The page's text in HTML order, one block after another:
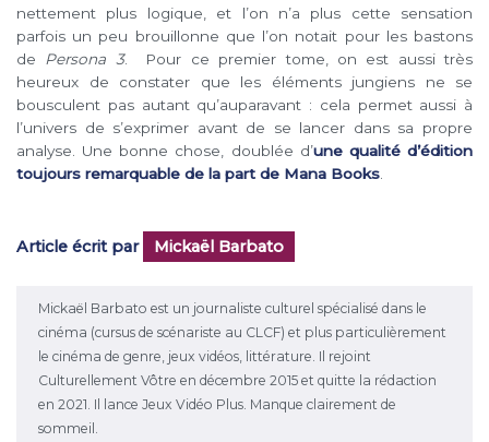
nettement plus logique, et l’on n’a plus cette sensation
parfois un peu brouillonne que l’on notait pour les bastons
de Persona 3. Pour ce premier tome, on est aussi très
heureux de constater que les éléments jungiens ne se
bousculent pas autant qu’auparavant : cela permet aussi à
l’univers de s’exprimer avant de se lancer dans sa propre
analyse. Une bonne chose, doublée d’une qualité d’édition
toujours remarquable de la part de Mana Books.
Article écrit par Mickaël Barbato
Mickaël Barbato est un journaliste culturel spécialisé dans le
cinéma (cursus de scénariste au CLCF) et plus particulièrement
le cinéma de genre, jeux vidéos, littérature. Il rejoint
Culturellement Vôtre en décembre 2015 et quitte la rédaction
en 2021. Il lance Jeux Vidéo Plus. Manque clairement de
sommeil.